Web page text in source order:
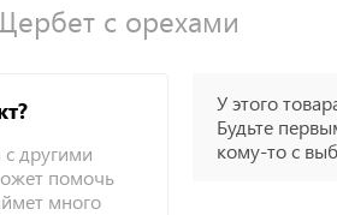
с орехами
другими
помочь
много
У этого
Будьте
кому-то с